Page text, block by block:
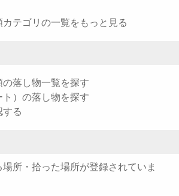
テゴリの一覧をもっと見る
落し物一覧を探す
）の落し物を探す
する
所・拾った場所が登録されていま